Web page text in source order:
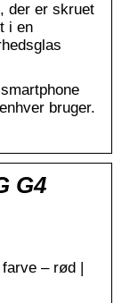
der er skruet
i en
bruger.
G4
– rød |